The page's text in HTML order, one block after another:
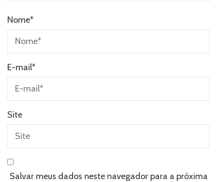
Nome*
E-mail*
Site
Salvar meus dados neste navegador para a próxima